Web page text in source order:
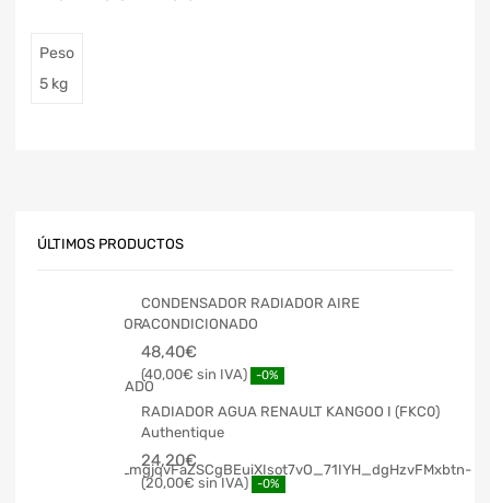
Peso
5 kg
ÚLTIMOS PRODUCTOS
CONDENSADOR RADIADOR AIRE
ACONDICIONADO
48,40€
40,00€ -0%
RADIADOR AGUA RENAULT KANGOO I (FKC0)
Authentique
24,20€
20,00€ -0%